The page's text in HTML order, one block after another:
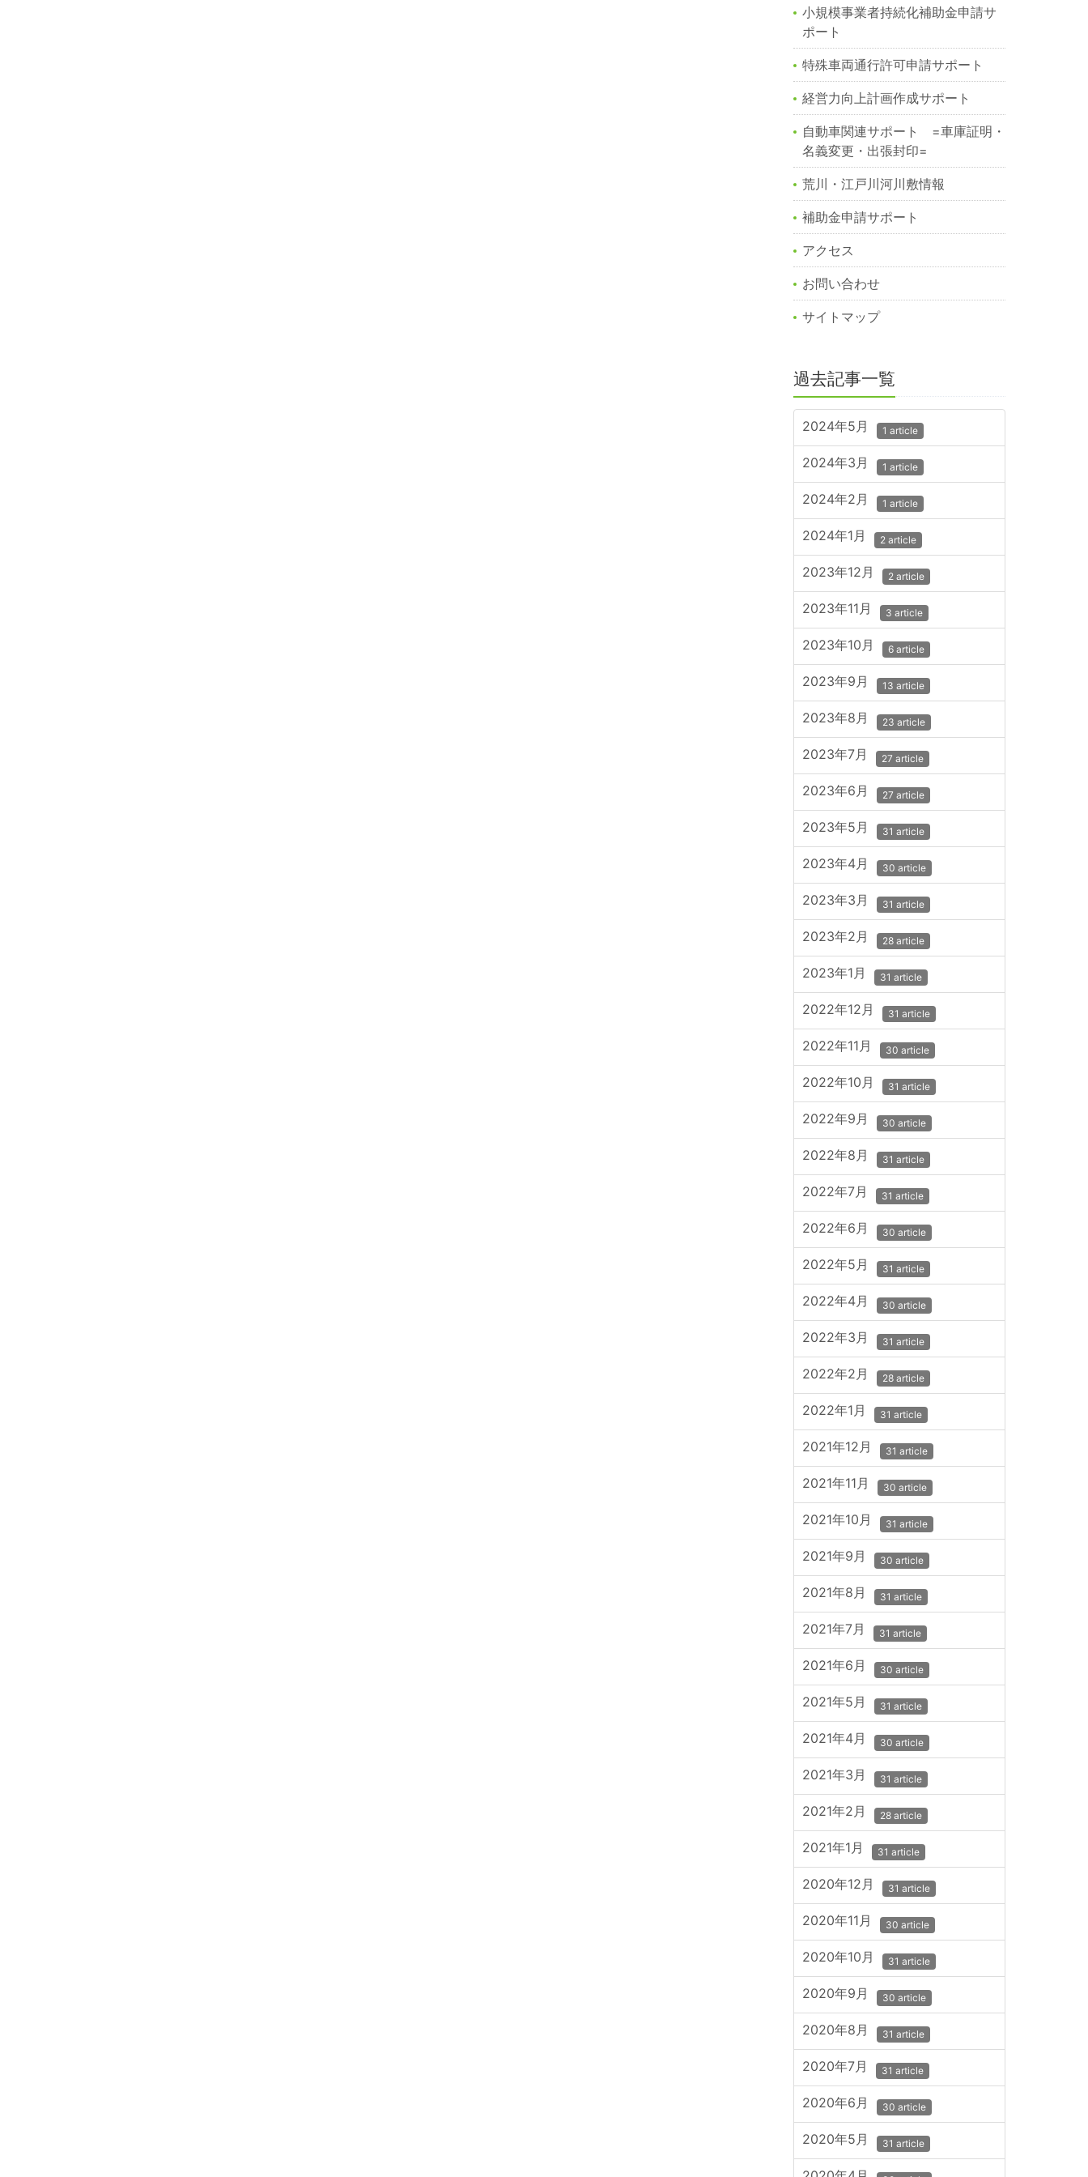
小規模事業者持続化補助金申請サ
ポート
特殊車両通行許可申請サポート
経営力向上計画作成サポート
自動車関連サポート =車庫証明・
名義変更・出張封印=
荒川・江戸川河川敷情報
補助金申請サポート
アクセス
お問い合わせ
サイトマップ
過去記事一覧
2024年5月 1 article
2024年3月 1 article
2024年2月 1 article
2024年1月 2 article
2023年12月 2 article
2023年11月 3 article
2023年10月 6 article
2023年9月 13 article
2023年8月 23 article
2023年7月 27 article
2023年6月 27 article
2023年5月 31 article
2023年4月 30 article
2023年3月 31 article
2023年2月 28 article
2023年1月 31 article
2022年12月 31 article
2022年11月 30 article
2022年10月 31 article
2022年9月 30 article
2022年8月 31 article
2022年7月 31 article
2022年6月 30 article
2022年5月 31 article
2022年4月 30 article
2022年3月 31 article
2022年2月 28 article
2022年1月 31 article
2021年12月 31 article
2021年11月 30 article
2021年10月 31 article
2021年9月 30 article
2021年8月 31 article
2021年7月 31 article
2021年6月 30 article
2021年5月 31 article
2021年4月 30 article
2021年3月 31 article
2021年2月 28 article
2021年1月 31 article
2020年12月 31 article
2020年11月 30 article
2020年10月 31 article
2020年9月 30 article
2020年8月 31 article
2020年7月 31 article
2020年6月 30 article
2020年5月 31 article